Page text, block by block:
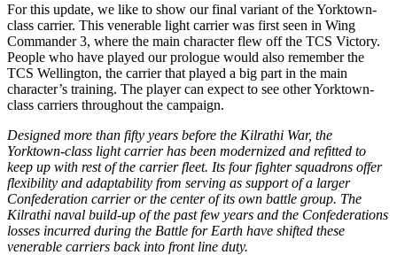
For this update, we like to show our final variant of the Yorktown-
class carrier. This venerable light carrier was first seen in Wing
Commander 3, where the main character flew off the TCS Victory.
People who have played our prologue would also remember the
TCS Wellington, the carrier that played a big part in the main
character’s training. The player can expect to see other Yorktown-
class carriers throughout the campaign.
Designed more than fifty years before the Kilrathi War, the
Yorktown-class light carrier has been modernized and refitted to
keep up with rest of the carrier fleet. Its four fighter squadrons offer
flexibility and adaptability from serving as support of a larger
Confederation carrier or the center of its own battle group. The
Kilrathi naval build-up of the past few years and the Confederations
losses incurred during the Battle for Earth have shifted these
venerable carriers back into front line duty.